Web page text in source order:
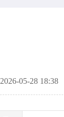
05-28 18:38